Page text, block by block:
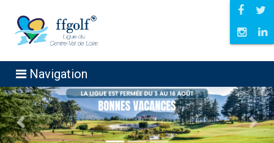
Navigation
Précédent